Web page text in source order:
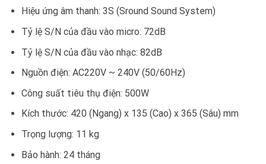
Hiệu ứng âm thanh: 3S (Sround Sound System)
Tỷ lệ S/N của đầu vào micro: 72dB
Tỷ lệ S/N của đầu vào nhạc: 82dB
Nguồn điện: AC220V ~ 240V (50/60Hz)
Công suất tiêu thụ điện: 500W
Kích thước: 420 (Ngang) x 135 (Cao) x 365 (Sâu) mm
Trọng lượng: 11 kg
Bảo hành: 24 tháng